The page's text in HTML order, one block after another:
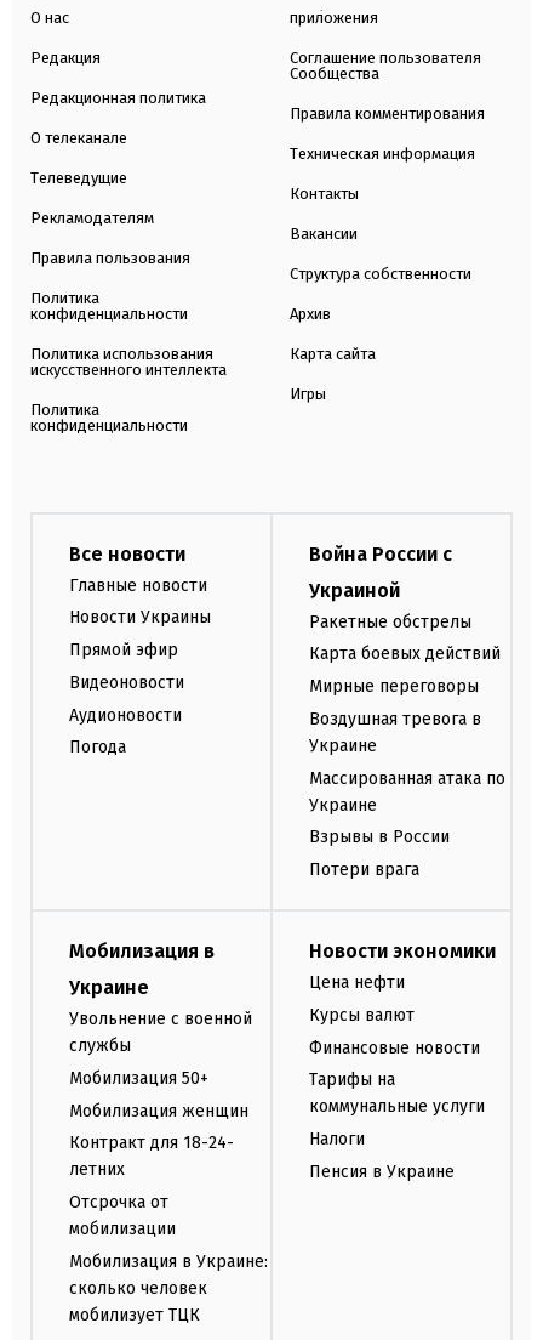
О нас
Редакция
Редакционная политика
О телеканале
Телеведущие
Рекламодателям
Правила пользования
Политика
конфиденциальности
Политика использования
искусственного интеллекта
Политика
конфиденциальности
приложения
Соглашение пользователя
Сообщества
Правила комментирования
Техническая информация
Контакты
Вакансии
Структура собственности
Архив
Карта сайта
Игры
Все новости
Главные новости
Новости Украины
Прямой эфир
Видеоновости
Аудионовости
Погода
Война России с
Украиной
Ракетные обстрелы
Карта боевых действий
Мирные переговоры
Воздушная тревога в
Украине
Массированная атака по
Украине
Взрывы в России
Потери врага
Мобилизация в
Украине
Увольнение с военной
службы
Мобилизация 50+
Мобилизация женщин
Контракт для 18-24-
летних
Отсрочка от
мобилизации
Мобилизация в Украине:
сколько человек
мобилизует ТЦК
Новости экономики
Цена нефти
Курсы валют
Финансовые новости
Тарифы на
коммунальные услуги
Налоги
Пенсия в Украине